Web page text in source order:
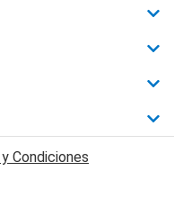
Condiciones